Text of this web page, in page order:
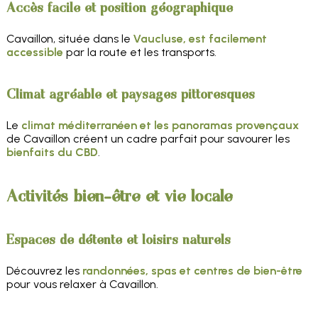
Accès facile et position géographique
Cavaillon, située dans le Vaucluse, est facilement
accessible par la route et les transports.
Climat agréable et paysages pittoresques
Le climat méditerranéen et les panoramas provençaux
de Cavaillon créent un cadre parfait pour savourer les
bienfaits du CBD.
Activités bien-être et vie locale
Espaces de détente et loisirs naturels
Découvrez les randonnées, spas et centres de bien-être
pour vous relaxer à Cavaillon.